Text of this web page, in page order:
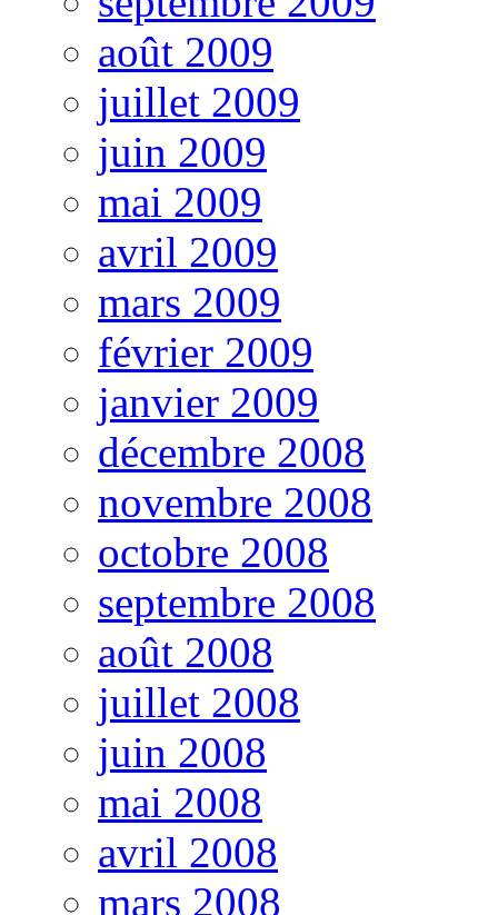
août 2009
juillet 2009
juin 2009
mai 2009
avril 2009
mars 2009
février 2009
janvier 2009
décembre 2008
novembre 2008
octobre 2008
septembre 2008
août 2008
juillet 2008
juin 2008
mai 2008
avril 2008
mars 2008